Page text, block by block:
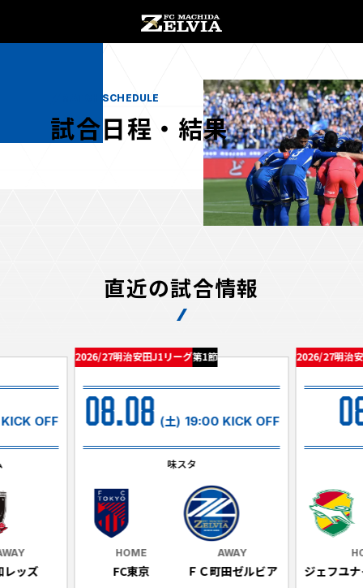
チケット
イベント
ファンクラブ
ホームタウン活動
順位表・ゴールランキング
観戦するトップ
チケットを買う
チケット購入
チケット販売スケジュール
スタジアムアクセス
クラブを知るトップ
選手・スタッフ紹介
クラブゼルビスタへの入会
グッズを買うトップ
オンラインストア
ホームタウン
MATCH SCHEDULE
試合日程・結果
直近の試合情報
OFF
レッズ
2026/27明治安田J1リーグ第1節
HOME
FC東京
08.08 (土) 19:00 KICK OFF
味スタ
AWAY
ＦＣ町田ゼルビア
2026/27明治
ジェフユ